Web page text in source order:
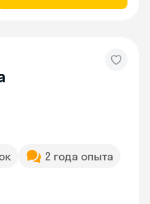
2 года опыта